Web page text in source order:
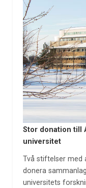
Stor donation till
universitet
Två stiftelser med
donera
universitets